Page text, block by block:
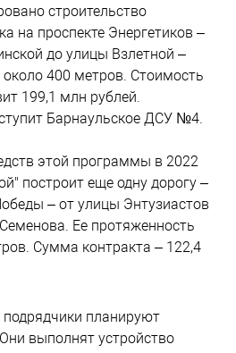
строительство
на проспекте Энергетиков –
до улицы Взлетной –
400 метров. Стоимость
199,1 млн рублей.
Барнаульское ДСУ №4.
этой программы в 2022
построит еще одну дорогу –
– от улицы Энтузиастов
Ее протяженность
Сумма контракта – 122,4
планируют
выполнят устройство